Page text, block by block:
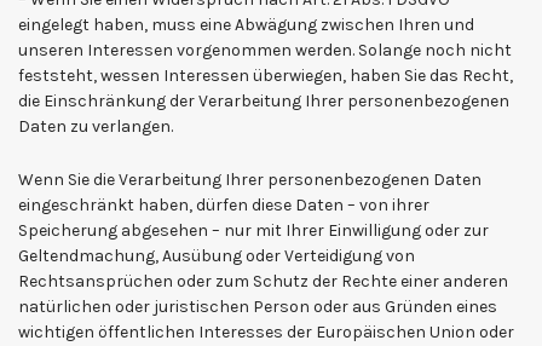
eingelegt haben, muss eine Abwägung zwischen Ihren und
unseren Interessen vorgenommen werden. Solange noch nicht
feststeht, wessen Interessen überwiegen, haben Sie das Recht,
die Einschränkung der Verarbeitung Ihrer personenbezogenen
Daten zu verlangen.
Wenn Sie die Verarbeitung Ihrer personenbezogenen Daten
eingeschränkt haben, dürfen diese Daten – von ihrer
Speicherung abgesehen – nur mit Ihrer Einwilligung oder zur
Geltendmachung, Ausübung oder Verteidigung von
Rechtsansprüchen oder zum Schutz der Rechte einer anderen
natürlichen oder juristischen Person oder aus Gründen eines
wichtigen öffentlichen Interesses der Europäischen Union oder